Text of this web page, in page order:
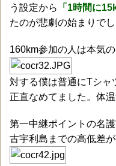
う設定から
「1時間に
たのが悲劇の始まりでし
160km参加の人は本気
対する僕は普通にTシャ
正直なめてました。体
第一中継ポイントの名
古宇利島までの高低差が